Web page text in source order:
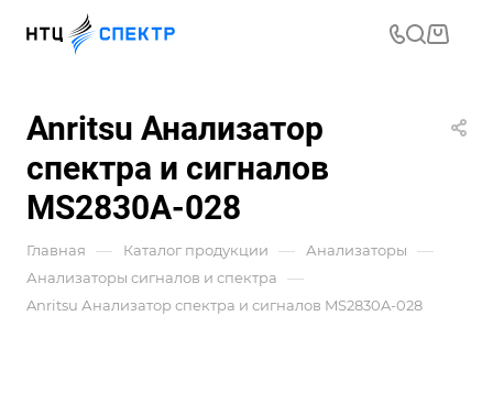
Anritsu Анализатор
спектра и сигналов
MS2830A-028
Главная — Каталог продукции — Анализаторы —
Анализаторы сигналов и спектра —
Anritsu Анализатор спектра и сигналов MS2830A-028